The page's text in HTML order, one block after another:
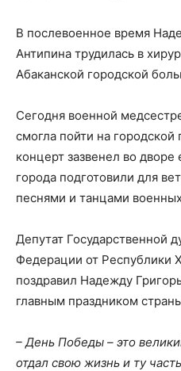
В послевоенное время
Антипина трудилась в
Абаканской городской
Сегодня военной
смогла пойти на
концерт зазвенел во
города подготовили для
песнями и танцами
Депутат Государственной
Федерации от Республики
поздравил Надежду
главным праздником
– День Победы – это
отдал свою жизнь и ту